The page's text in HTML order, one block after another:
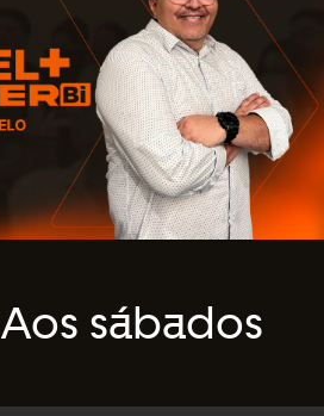
Aos sábados